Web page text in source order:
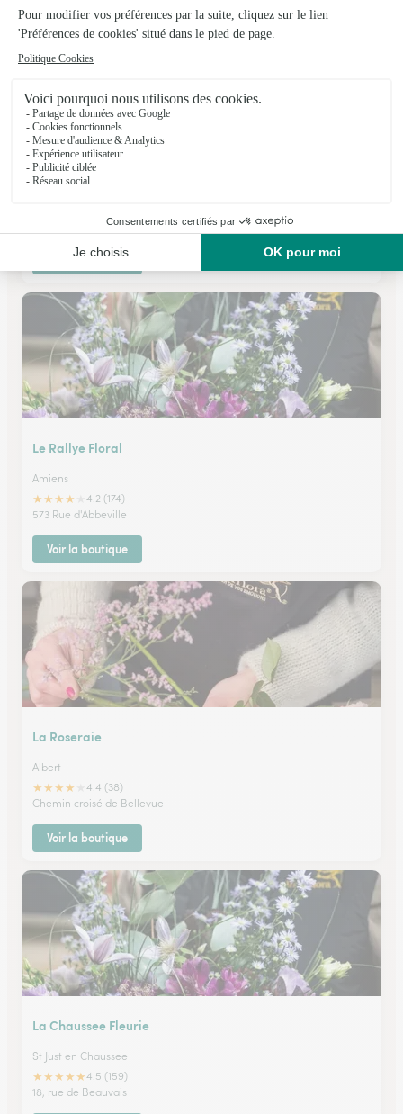
Au Matz Fleuri
69, place André Léger
Voir la boutique
Le Rallye Floral
Amiens
★★★★
4.2 (174)
573 Rue d'Abbeville
Voir la boutique
La Roseraie
Albert
★★★★
4.4 (38)
Chemin croisé de Bellevue
Voir la boutique
La Chaussee Fleurie
St Just en Chaussee
★★★★★4.5 (159)
18, rue de Beauvais